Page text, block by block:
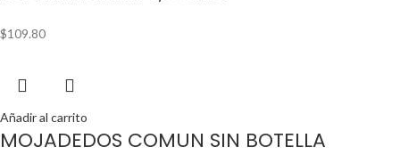
$109.80
Añadir al carrito
MOJADEDOS COMUN SIN BOTELLA